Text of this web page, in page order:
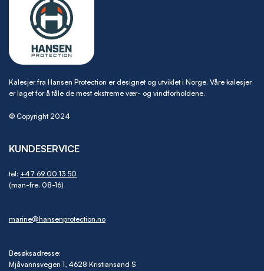
Kalesjer fra Hansen Protection er designet og utviklet i Norge. Våre kalesjer
er laget for å tåle de mest ekstreme vær- og vindforholdene.
© Copyright 2024
KUNDESERVICE
tel: +47 69 00 13 50
(man-fre. 08-16)
marine@hansenprotection.no
Besøksadresse:
Mjåvannsvegen 1, 4628 Kristiansand S